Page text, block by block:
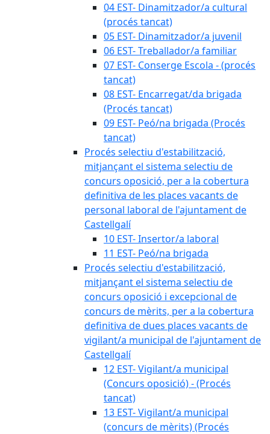
04 EST- Dinamitzador/a cultural
(procés tancat)
05 EST- Dinamitzador/a juvenil
06 EST- Treballador/a familiar
07 EST- Conserge Escola - (procés
tancat)
08 EST- Encarregat/da brigada
(Procés tancat)
09 EST- Peó/na brigada (Procés
tancat)
Procés selectiu d'estabilització,
mitjançant el sistema selectiu de
concurs oposició, per a la cobertura
definitiva de les places vacants de
personal laboral de l'ajuntament de
Castellgalí
10 EST- Insertor/a laboral
11 EST- Peó/na brigada
Procés selectiu d'estabilització,
mitjançant el sistema selectiu de
concurs oposició i excepcional de
concurs de mèrits, per a la cobertura
definitiva de dues places vacants de
vigilant/a municipal de l'ajuntament de
Castellgalí
12 EST- Vigilant/a municipal
(Concurs oposició) - (Procés
tancat)
13 EST- Vigilant/a municipal
(concurs de mèrits) (Procés